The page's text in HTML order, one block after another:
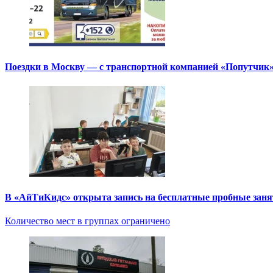
Поездки в Москву — с транспортной компанией «Попутчик»
В «АйТиКидс» открыта запись на бесплатные пробные
Количество мест в группах ограничено